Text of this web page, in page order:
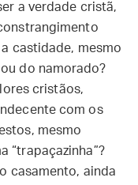
a verdade cristã,
castidade, mesmo
do namorado?
cristãos,
com os
mesmo
“trapaçazinha”?
casamento, ainda